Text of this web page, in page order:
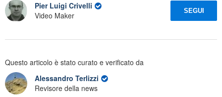
Pier Luigi Crivelli
Video Maker
SEGUI
Questo articolo è stato curato e verificato da
Alessandro Terlizzi
Revisore della news